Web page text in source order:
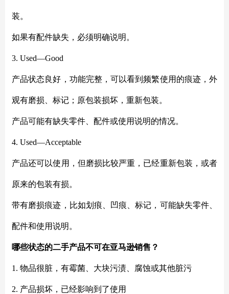
装。
如果有配件缺失，必须明确说明。
3. Used—Good
产品状态良好，功能完整，可以看到频繁使用的痕迹，外
观有磨损、标记；原包装损坏，重新包装。
产品可能有缺失零件、配件或使用说明的情况。
4. Used—Acceptable
产品还可以使用，但磨损比较严重，已经重新包装，或者
原来的包装有损。
带有磨损痕迹，比如划痕、凹痕、标记，可能缺失零件、
配件和使用说明。
哪些状态的二手产品不可在亚马逊销售？
1. 物品很脏，有霉菌、大块污渍、腐蚀或其他脏污
2. 产品损坏，已经影响到了使用